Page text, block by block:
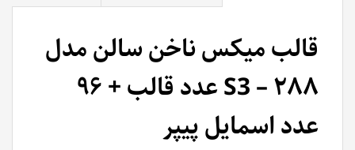
قالب میکس ناخن سالن مدل
S3 – ۲۸۸ عدد قالب + ۹۶
عدد اسمایل پیپر